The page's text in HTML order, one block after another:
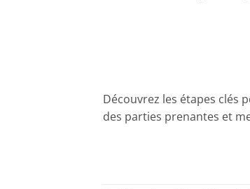
Découvrez les étapes clés
des parties prenantes et